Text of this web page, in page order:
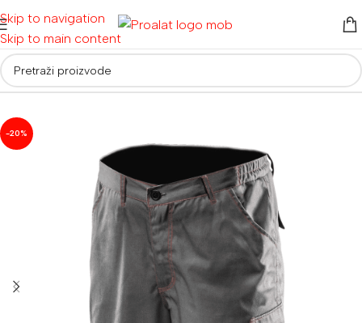
Skip to navigation
Skip to main content
Početna/ Radna odjeća i obuća
-20%